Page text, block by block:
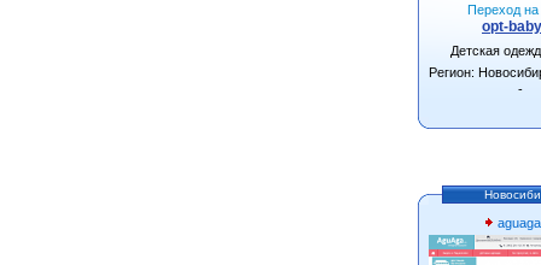
Переход на
opt-
Детская
Регион:
-